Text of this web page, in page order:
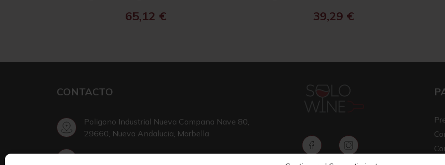
65,12 €
39,29 €
CONTACTO
Poligono Industrial Nueva Campana Nave 80,
29660, Nueva Andalucia, Marbella